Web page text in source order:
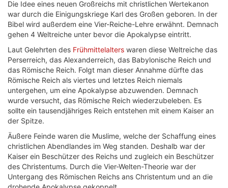
Die Idee eines neuen Großreichs mit christlichen Wertekanon
war durch die Einigungskriege Karl des Großen geboren. In der
Bibel wird außerdem eine Vier-Reiche-Lehre erwähnt. Demnach
gehen 4 Weltreiche unter bevor die Apokalypse eintritt.
Laut Gelehrten des Frühmittelalters waren diese Weltreiche das
Perserreich, das Alexanderreich, das Babylonische Reich und
das Römische Reich. Folgt man dieser Annahme dürfte das
Römische Reich als viertes und letztes Reich niemals
untergehen, um eine Apokalypse abzuwenden. Demnach
wurde versucht, das Römische Reich wiederzubeleben. Es
sollte ein tausendjähriges Reich entstehen mit einem Kaiser an
der Spitze.
Äußere Feinde waren die Muslime, welche der Schaffung eines
christlichen Abendlandes im Weg standen. Deshalb war der
Kaiser ein Beschützer des Reichs und zugleich ein Beschützer
des Christentums. Durch die Vier-Welten-Theorie war der
Untergang des Römischen Reichs ans Christentum und an die